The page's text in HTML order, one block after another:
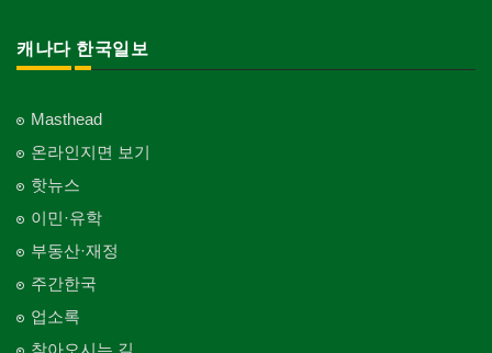
캐나다 한국일보
Masthead
온라인지면 보기
핫뉴스
이민·유학
부동산·재정
주간한국
업소록